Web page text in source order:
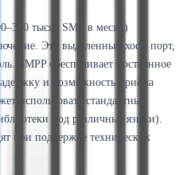
тысяч SMS в месяц)
Это выделенный хост, порт,
SMPP обеспечивает постоянное
и возможность приёма
использовать стандартные
под различные языки).
при поддержке технических